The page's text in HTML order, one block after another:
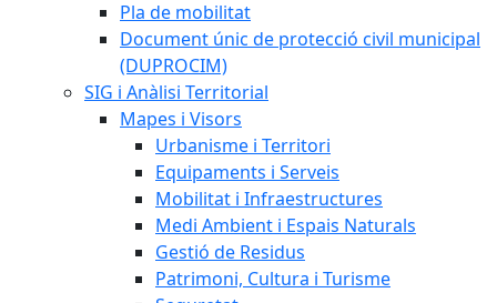
Pla de mobilitat
Document únic de protecció civil municipal
(DUPROCIM)
SIG i Anàlisi Territorial
Mapes i Visors
Urbanisme i Territori
Equipaments i Serveis
Mobilitat i Infraestructures
Medi Ambient i Espais Naturals
Gestió de Residus
Patrimoni, Cultura i Turisme